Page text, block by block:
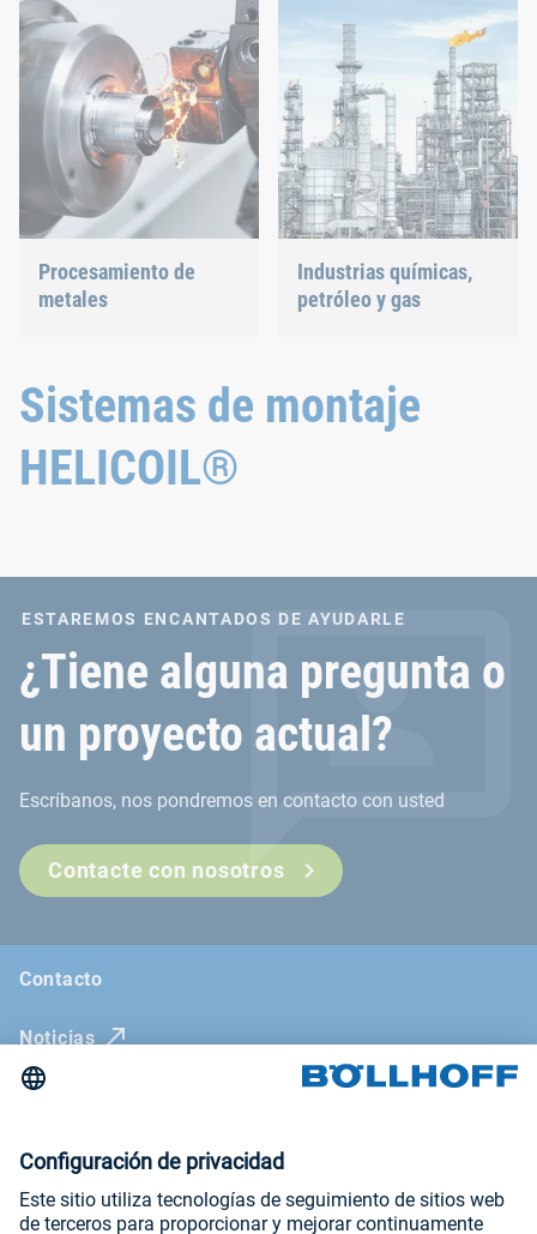
efectos de fuerza
permanentes por vibración
y la utilización de
capacidad irregular
afectan significativamente
a los componentes
individuales. Estas
influencias extremas
plantean diversos retos y
requisitos para la
producción de maquinaria
Procesamiento de
metales
nueva y probada.
Industrias químicas,
petróleo y gas
condiciones más
extremas.
Sistemas de montaje
HELICOIL®
ESTAREMOS ENCANTADOS DE AYUDARLE
¿Tiene alguna pregunta o
un proyecto actual?
Escríbanos, nos pondremos en contacto con usted
Contacte con nosotros
Contacto
Noticias
La revista Böllhoff
Newsletter
Aviso legal